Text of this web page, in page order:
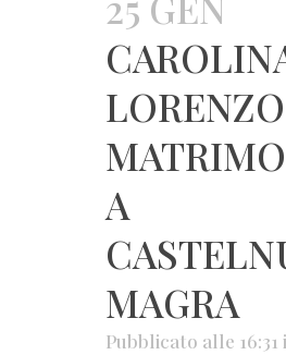
A
MAGRA
Pubblicato alle 16:31